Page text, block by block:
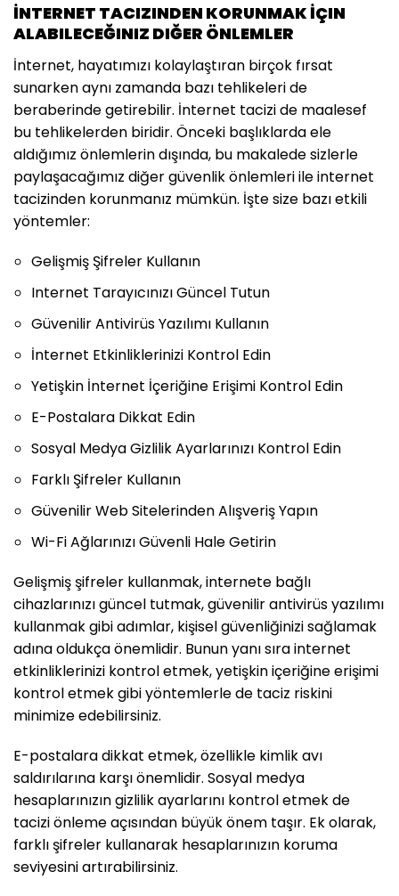
İNTERNET TACIZINDEN KORUNMAK İÇIN
ALABILECEĞINIZ DIĞER ÖNLEMLER
İnternet, hayatımızı kolaylaştıran birçok fırsat
sunarken aynı zamanda bazı tehlikeleri de
beraberinde getirebilir. İnternet tacizi de maalesef
bu tehlikelerden biridir. Önceki başlıklarda ele
aldığımız önlemlerin dışında, bu makalede sizlerle
paylaşacağımız diğer güvenlik önlemleri ile internet
tacizinden korunmanız mümkün. İşte size bazı etkili
yöntemler:
Gelişmiş Şifreler Kullanın
Internet Tarayıcınızı Güncel Tutun
Güvenilir Antivirüs Yazılımı Kullanın
İnternet Etkinliklerinizi Kontrol Edin
Yetişkin İnternet İçeriğine Erişimi Kontrol Edin
E-Postalara Dikkat Edin
Sosyal Medya Gizlilik Ayarlarınızı Kontrol Edin
Farklı Şifreler Kullanın
Güvenilir Web Sitelerinden Alışveriş Yapın
Wi-Fi Ağlarınızı Güvenli Hale Getirin
Gelişmiş şifreler kullanmak, internete bağlı
cihazlarınızı güncel tutmak, güvenilir antivirüs yazılımı
kullanmak gibi adımlar, kişisel güvenliğinizi sağlamak
adına oldukça önemlidir. Bunun yanı sıra internet
etkinliklerinizi kontrol etmek, yetişkin içeriğine erişimi
kontrol etmek gibi yöntemlerle de taciz riskini
minimize edebilirsiniz.
E-postalara dikkat etmek, özellikle kimlik avı
saldırılarına karşı önemlidir. Sosyal medya
hesaplarınızın gizlilik ayarlarını kontrol etmek de
tacizi önleme açısından büyük önem taşır. Ek olarak,
farklı şifreler kullanarak hesaplarınızın koruma
seviyesini artırabilirsiniz.